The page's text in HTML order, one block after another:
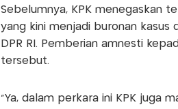
Sebelumnya, KPK menegaskan
yang kini menjadi buronan kasus
DPR RI. Pemberian amnesti
tersebut.
"Ya, dalam perkara ini KPK juga